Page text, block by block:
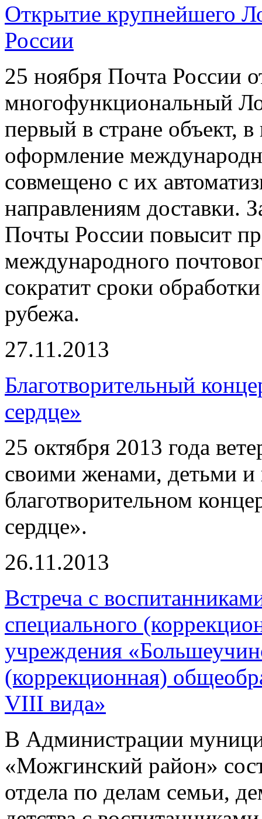
Открытие крупнейшего
России
25 ноября Почта России
многофункциональный
первый в стране объект,
оформление
совмещено с их
направлениям доставки.
Почты России повысит
международного
сократит сроки
рубежа.
27.11.2013
Благотворительный
сердце»
25 октября 2013 года
своими женами, детьми и
благотворительном
сердце».
26.11.2013
Встреча с
специального
учреждения
(коррекционная)
VIII вида»
В Администрации
«Можгинский район»
отдела по делам семьи,